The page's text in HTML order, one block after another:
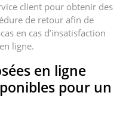
client pour obtenir des
de retour afin de
en cas d’insatisfaction
ligne.
en ligne
pour un